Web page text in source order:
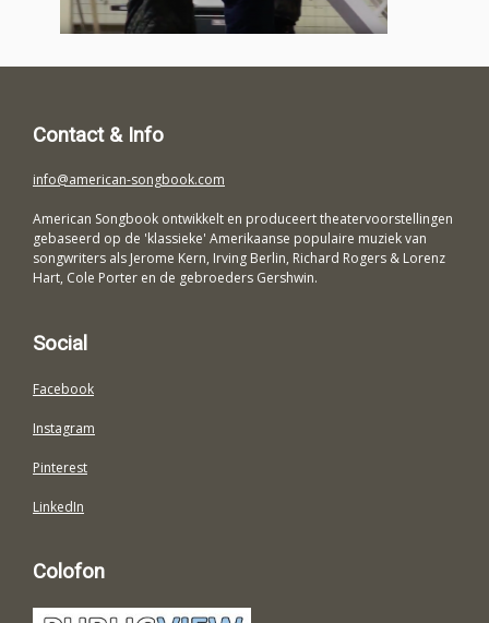
Contact & Info
info@american-songbook.com
American Songbook ontwikkelt en produceert theatervoorstellingen
gebaseerd op de 'klassieke' Amerikaanse populaire muziek van
songwriters als Jerome Kern, Irving Berlin, Richard Rogers & Lorenz
Hart, Cole Porter en de gebroeders Gershwin.
Social
Facebook
Instagram
Pinterest
LinkedIn
Colofon